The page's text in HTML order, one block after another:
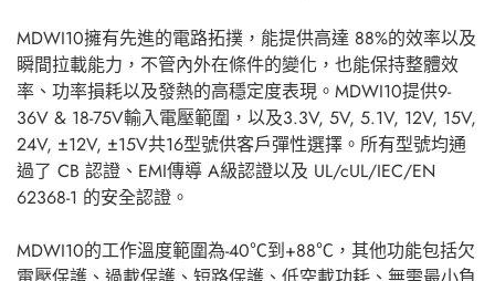
MDWI10擁有先進的電路拓撲，能提供高達 88%的效率以及
瞬間拉載能力，不管內外在條件的變化，也能保持整體效
率、功率損耗以及發熱的高穩定度表現。MDWI10提供9-
36V & 18-75V輸入電壓範圍，以及3.3V, 5V, 5.1V, 12V, 15V,
24V, ±12V, ±15V共16型號供客戶彈性選擇。所有型號均通
過了 CB 認證、EMI傳導 A級認證以及 UL/cUL/IEC/EN
62368-1 的安全認證。
MDWI10的工作溫度範圍為-40℃到+88℃，其他功能包括欠